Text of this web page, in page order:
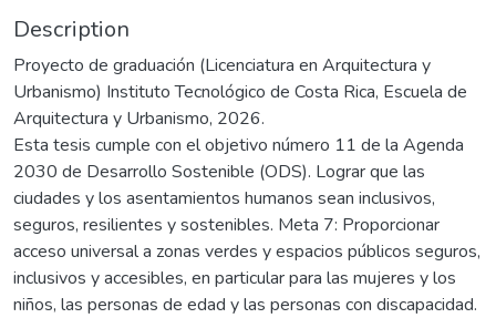
Description
Proyecto de graduación (Licenciatura en Arquitectura y
Urbanismo) Instituto Tecnológico de Costa Rica, Escuela de
Arquitectura y Urbanismo, 2026.
Esta tesis cumple con el objetivo número 11 de la Agenda
2030 de Desarrollo Sostenible (ODS). Lograr que las
ciudades y los asentamientos humanos sean inclusivos,
seguros, resilientes y sostenibles. Meta 7: Proporcionar
acceso universal a zonas verdes y espacios públicos seguros,
inclusivos y accesibles, en particular para las mujeres y los
niños, las personas de edad y las personas con discapacidad.